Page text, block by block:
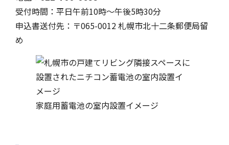
受付時間：平日午前10時〜午後5時30分
申込書送付先：〒065-0012 札幌市北十二条郵便局留
め
家庭用蓄電池の室内設置イメージ